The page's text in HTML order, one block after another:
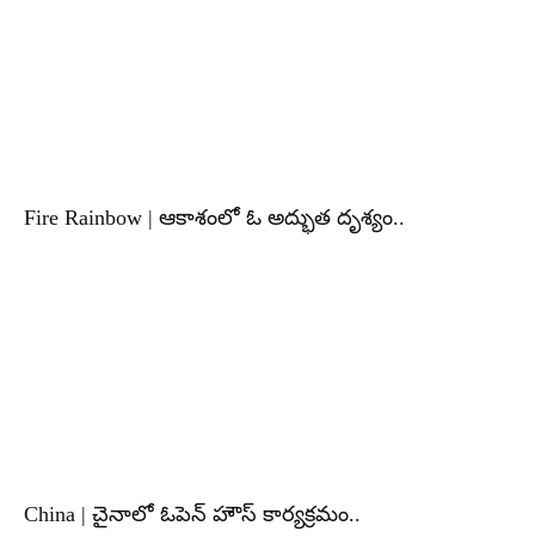
Fire Rainbow | ఆకాశంలో ఓ అద్భుత దృశ్యం..
China | చైనాలో ఓపెన్ హౌస్ కార్యక్రమం..